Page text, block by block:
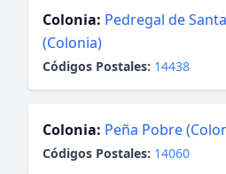
Colonia: Pedregal de
(Colonia)
Códigos Postales: 14438
Colonia: Peña Pobre
Códigos Postales: 14060